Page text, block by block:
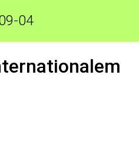
04